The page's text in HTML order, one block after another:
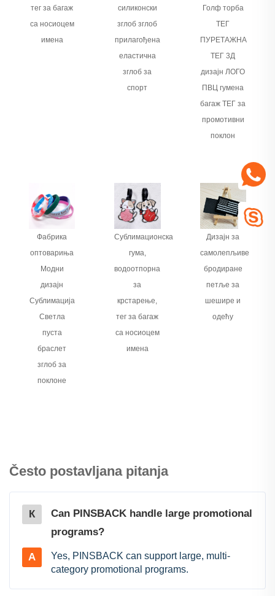
тег за багаж
са носиоцем
имена
силиконски
зглоб зглоб
прилагођена
еластична
зглоб за
спорт
Голф торба
ТЕГ
ПУРЕТАЖНА
ТЕГ 3Д
дизајн ЛОГО
ПВЦ гумена
багаж ТЕГ за
промотивни
поклон
Фабрика
оптовариња
Модни
дизајн
Сублимација
Светла
пуста
браслет
зглоб за
поклоне
Сублимационска
гума,
водоотпорна
за
крстарење,
тег за багаж
са носиоцем
имена
Дизајн за
самолепљиве
бродиране
петље за
шешире и
одећу
Često postavljana pitanja
К
Can PINSBACK handle large promotional
programs?
A
Yes, PINSBACK can support large, multi-
category promotional programs.